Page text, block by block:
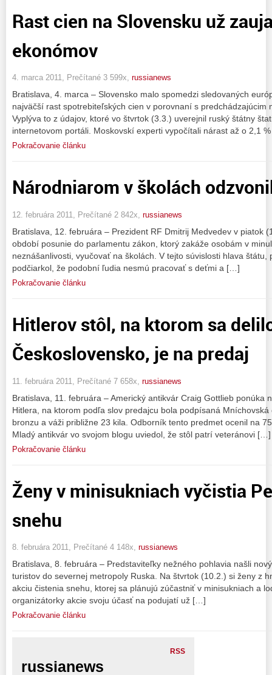
Rast cien na Slovensku už
ekonómov
4. marca 2011, Prečítané 3 599x, russianews
Bratislava, 4. marca – Slovensko malo spomedzi sledovaných
najväčší rast spotrebiteľských cien v porovnaní s predchádzajúcim
Vyplýva to z údajov, ktoré vo štvrtok (3.3.) uverejnil ruský štátny
internetovom portáli. Moskovskí experti vypočítali nárast až o 2,1
Pokračovanie článku
Národniarom v školách
12. februára 2011, Prečítané 2 842x, russianews
Bratislava, 12. februára – Prezident RF Dmitrij Medvedev v piatok
období posunie do parlamentu zákon, ktorý zakáže osobám v
neznášanlivosti, vyučovať na školách. V tejto súvislosti hlava
podčiarkol, že podobní ľudia nesmú pracovať s deťmi a […]
Pokračovanie článku
Hitlerov stôl, na ktorom sa
Československo, je na predaj
11. februára 2011, Prečítané 7 658x, russianews
Bratislava, 11. februára – Americký antikvár Craig Gottlieb ponúka
Hitlera, na ktorom podľa slov predajcu bola podpísaná
bronzu a váži približne 23 kila. Odborník tento predmet ocenil na
Mladý antikvár vo svojom blogu uviedol, že stôl patrí veteránovi […]
Pokračovanie článku
Ženy v minisukniach vyčistia
snehu
8. februára 2011, Prečítané 4 148x, russianews
Bratislava, 8. februára – Predstaviteľky nežného pohlavia našli
turistov do severnej metropoly Ruska. Na štvrtok (10.2.) si ženy z
akciu čistenia snehu, ktorej sa plánujú zúčastniť v minisukniach a
organizátorky akcie svoju účasť na podujatí už […]
Pokračovanie článku
RSS
russianews